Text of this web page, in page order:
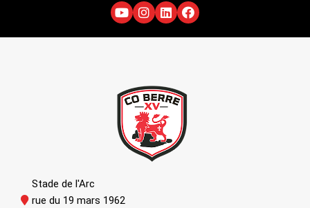
Stade de l'Arc
rue du 19 mars 1962